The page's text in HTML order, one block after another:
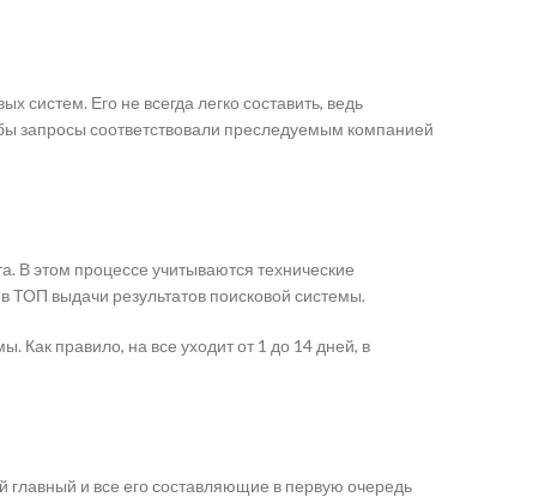
систем. Его не всегда легко составить, ведь
запросы соответствовали преследуемым компанией
В этом процессе учитываются технические
ТОП выдачи результатов поисковой системы.
Как правило, на все уходит от 1 до 14 дней, в
и все его составляющие в первую очередь